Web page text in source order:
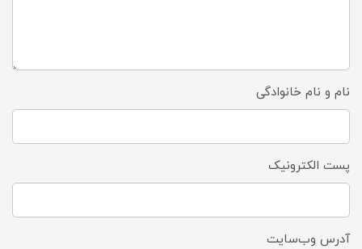
نام و نام خانوادگی
پست الکترونیک
آدرس وب‌سایت